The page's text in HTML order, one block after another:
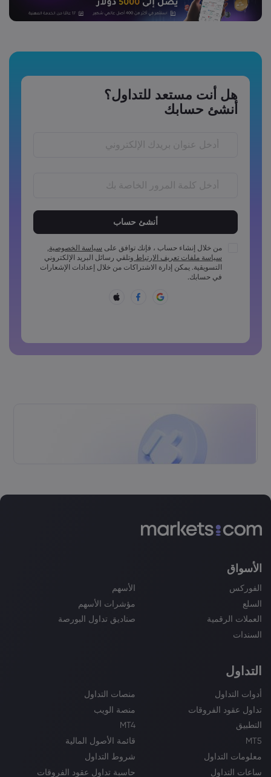
هل أنت مستعد للتداول؟
أنشئ حسابك
يجب أن يكون طول كلمة المرور ما بين 6 إلى 15 احرفًا
يجب أن تتضمن كلمة المرور رمز واحد بأحرف كبيرة على الأقل
يجب أن تتضمن كلمة المرور رمز واحد بأحرف صغيرة على الأقل
()_-+=:;&lt;&gt;{,[]?,.
لا يمكن أن تكون كلمة المرور شائعة الاستخدام
من خلال إنشاء حساب ، فإنك توافق على سياسة الخصوصية,
سياسة ملفات تعريف الارتباط وتلقي رسائل البريد الإلكتروني
التسويقية. يمكن إدارة الاشتراكات من خلال إعدادات الإشعارات
في حسابك.
الأسواق
الفوركس
الأسهم
السلع
مؤشرات الأسهم
العملات الرقمية
صناديق تداول البورصة
السندات
التداول
أدوات التداول
منصات التداول
تداول عقود الفروقات
منصة الويب
التطبيق
MT4
MT5
قائمة الأصول المالية
معلومات التداول
شروط التداول
ساعات التداول
حاسبة تداول عقود الفروقات